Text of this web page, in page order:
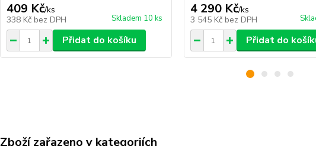
409 Kč/ks
338 Kč bez DPH Skladem 10 ks
Přidat do košíku
4 290 Kč/ks
3 545 Kč bez DPH
Přidat do
Zboží zařazeno v kategoriích